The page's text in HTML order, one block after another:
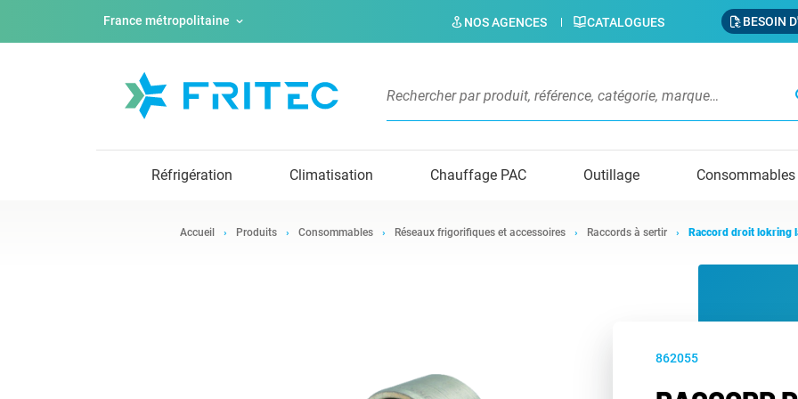
France métropolitaine NOS AGENCES CATALOGUES BESOIN
Réfrigération Climatisation Chauffage PAC Outillage Consommables
Accueil Produits Consommables Réseaux frigorifiques et accessoires Raccords à sertir Raccord droit lokring
862055